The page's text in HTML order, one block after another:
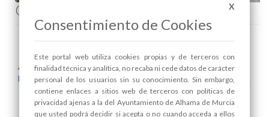
Comenta esta noticia en Facebook
Areas relacionadas:
Mayores
X
Consentimiento de Cookies
Este portal web utiliza cookies propias y de terceros con
finalidad técnica y analítica, no recaba ni cede datos de carácter
personal de los usuarios sin su conocimiento. Sin embargo,
contiene enlaces a sitios web de terceros con políticas de
privacidad ajenas a la del Ayuntamiento de Alhama de Murcia
que usted podrá decidir si acepta o no cuando acceda a ellos